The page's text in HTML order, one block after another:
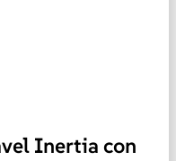
Inertia con